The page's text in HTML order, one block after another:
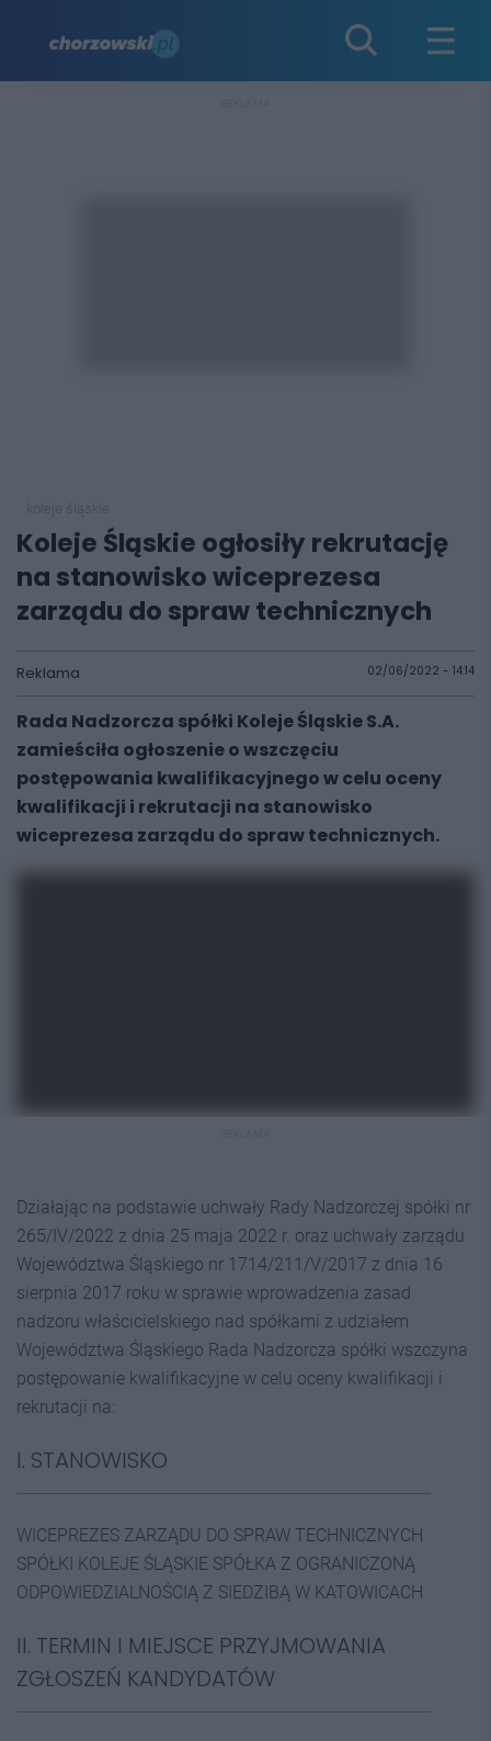
Koleje Śląskie ogłosiły rekrutację
na stanowisko wiceprezesa
zarządu do spraw technicznych
Reklama 02/06/2022 - 14:14
Rada Nadzorcza spółki Koleje Śląskie S.A.
zamieściła ogłoszenie o wszczęciu
postępowania kwalifikacyjnego w celu oceny
kwalifikacji i rekrutacji na stanowisko
wiceprezesa zarządu do spraw technicznych.
Działając na podstawie uchwały Rady Nadzorczej spółki nr
265/IV/2022 z dnia 25 maja 2022 r. oraz uchwały zarządu
Województwa Śląskiego nr 1714/211/V/2017 z dnia 16
sierpnia 2017 roku w sprawie wprowadzenia zasad
nadzoru właścicielskiego nad spółkami z udziałem
Województwa Śląskiego Rada Nadzorcza spółki wszczyna
postępowanie kwalifikacyjne w celu oceny kwalifikacji i
rekrutacji na:
I. STANOWISKO
WICEPREZES ZARZĄDU DO SPRAW TECHNICZNYCH
SPÓŁKI KOLEJE ŚLĄSKIE SPÓŁKA Z OGRANICZONĄ
ODPOWIEDZIALNOŚCIĄ Z SIEDZIBĄ W KATOWICACH
II. TERMIN I MIEJSCE PRZYJMOWANIA
ZGŁOSZEŃ KANDYDATÓW